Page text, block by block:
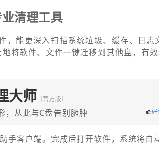
清理工具
，能更深入扫描系统垃圾、缓存、日志
将软件、文件一键迁移到其他盘，有
大师 （官方版）
，从此与C盘告别臃肿
手客户端。完成后打开软件，系统将自